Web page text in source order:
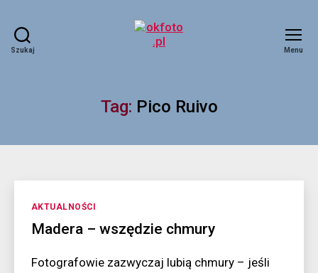
Szukaj Menu
Tag: Pico Ruivo
Kategorie
AKTUALNOŚCI
Madera – wszędzie chmury
Fotografowie zazwyczaj lubią chmury – jeśli